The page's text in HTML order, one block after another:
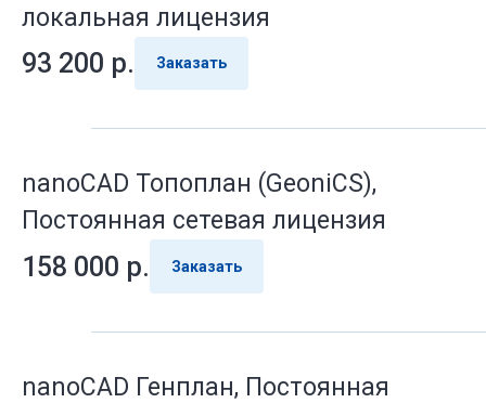
локальная лицензия
93 200 р. Заказать
nanoCAD Топоплан (GeoniCS),
Постоянная сетевая лицензия
158 000 р. Заказать
nanoCAD Генплан, Постоянная